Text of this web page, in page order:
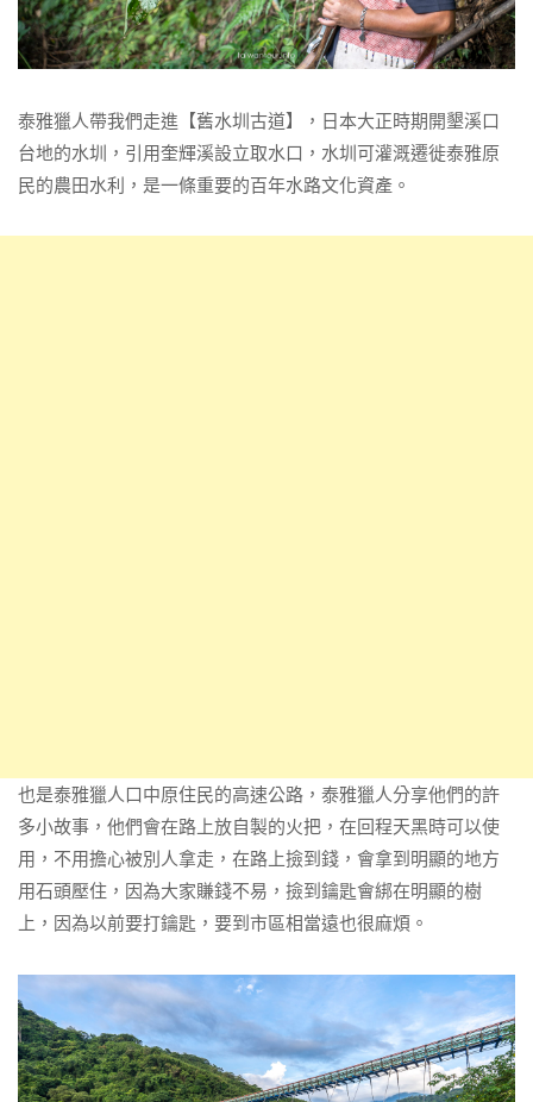
泰雅獵人帶我們走進【舊水圳古道】，日本大正時期開墾溪口
台地的水圳，引用奎輝溪設立取水口，水圳可灌溉遷徙泰雅原
民的農田水利，是一條重要的百年水路文化資產。
也是泰雅獵人口中原住民的高速公路，泰雅獵人分享他們的許
多小故事，他們會在路上放自製的火把，在回程天黑時可以使
用，不用擔心被別人拿走，在路上撿到錢，會拿到明顯的地方
用石頭壓住，因為大家賺錢不易，撿到鑰匙會綁在明顯的樹
上，因為以前要打鑰匙，要到市區相當遠也很麻煩。